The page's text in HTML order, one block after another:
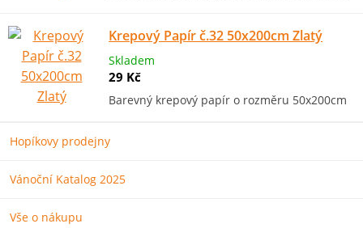
Krepový Papír č.32 50x200cm Zlatý
Skladem
29 Kč
Barevný krepový papír o rozměru 50x200cm
Hopíkovy prodejny
Vánoční Katalog 2025
Vše o nákupu